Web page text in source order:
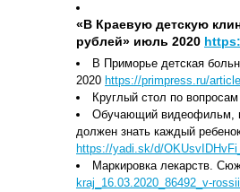
«В Краевую детскую
рублей» июль 2020
В Приморье детская
2020 https://primpress.ru/
Круглый стол по
Обучающий видеофильм,
должен знать каждый
https://yadi.sk/d/
Маркировка лекарств.
kraj_16.03.2020_86492_v-